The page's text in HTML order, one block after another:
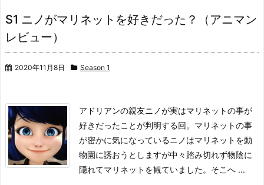
S1 ニノがマリネットを好きだった？（アニマン
レビュー）
2020年11月8日 Season 1
アドリアンの親友ニノが実はマリネットの事が
好きだったことが判明する回。 マリネットの事
が密かに気になっているニノはマリネットを動
物園に誘おうとしますが中々踏み切れず物陰に
隠れてマリネットを観ていました。 そこへ ...